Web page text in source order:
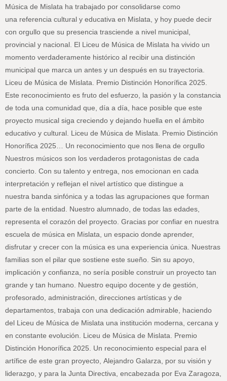
Música de Mislata ha trabajado por consolidarse como
una referencia cultural y educativa en Mislata, y hoy puede decir
con orgullo que su presencia trasciende a nivel municipal,
provincial y nacional. El Liceu de Música de Mislata ha vivido un
momento verdaderamente histórico al recibir una distinción
municipal que marca un antes y un después en su trayectoria.
Liceu de Música de Mislata. Premio Distinción Honorífica 2025.
Este reconocimiento es fruto del esfuerzo, la pasión y la constancia
de toda una comunidad que, día a día, hace posible que este
proyecto musical siga creciendo y dejando huella en el ámbito
educativo y cultural. Liceu de Música de Mislata. Premio Distinción
Honorífica 2025… Un reconocimiento que nos llena de orgullo
Nuestros músicos son los verdaderos protagonistas de cada
concierto. Con su talento y entrega, nos emocionan en cada
interpretación y reflejan el nivel artístico que distingue a
nuestra banda sinfónica y a todas las agrupaciones que forman
parte de la entidad. Nuestro alumnado, de todas las edades,
representa el corazón del proyecto. Gracias por confiar en nuestra
escuela de música en Mislata, un espacio donde aprender,
disfrutar y crecer con la música es una experiencia única. Nuestras
familias son el pilar que sostiene este sueño. Sin su apoyo,
implicación y confianza, no sería posible construir un proyecto tan
grande y tan humano. Nuestro equipo docente y de gestión,
profesorado, administración, direcciones artísticas y de
departamentos, trabaja con una dedicación admirable, haciendo
del Liceu de Música de Mislata una institución moderna, cercana y
en constante evolución. Liceu de Música de Mislata. Premio
Distinción Honorífica 2025. Un reconocimiento especial para el
artífice de este gran proyecto, Alejandro Galarza, por su visión y
liderazgo, y para la Junta Directiva, encabezada por Eva Zaragoza,